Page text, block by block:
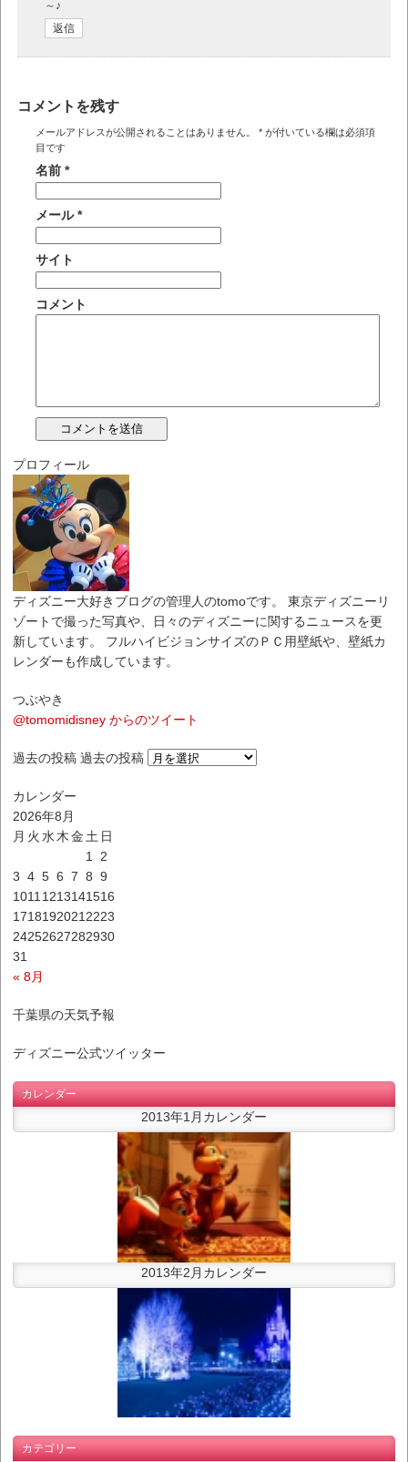
～♪
返信
コメントを残す
メールアドレスが公開されることはありません。 * が付いている欄は必須項
目です
名前*
メール*
サイト
コメント
プロフィール
ディズニー大好きブログの管理人のtomoです。 東京ディズニーリ
ゾートで撮った写真や、日々のディズニーに関するニュースを更
新しています。 フルハイビジョンサイズのＰＣ用壁紙や、壁紙カ
レンダーも作成しています。
つぶやき
@tomomidisney からのツイート
過去の投稿過去の投稿
カレンダー
2026年8月
月 火 水木 金 土 日
« 8月
1 2
3 4 5 6 7 8 9
10111213141516
17181920212223
24252627282930
31
千葉県の天気予報
ディズニー公式ツイッター
カレンダー
2013年1月カレンダー
2013年2月カレンダー
カテゴリー